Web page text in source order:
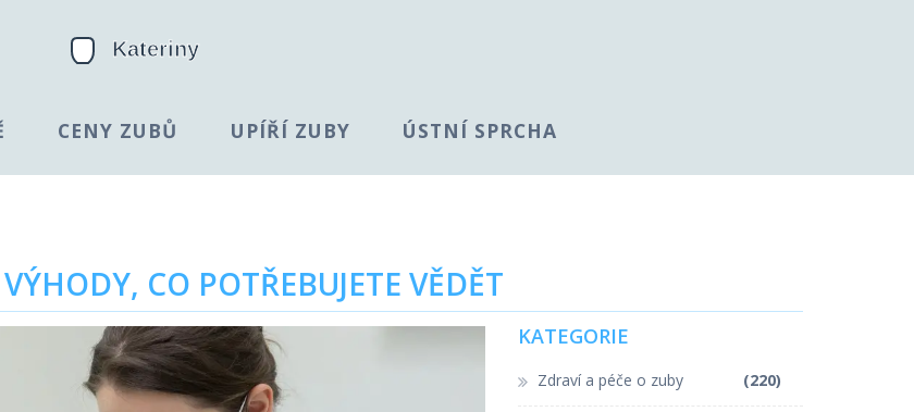
CENY ZUBŮ UPÍŘÍ ZUBY ÚSTNÍ SPRCHA
CO POTŘEBUJETE VĚDĚT
KATEGORIE
Zdraví a péče o zuby (220)